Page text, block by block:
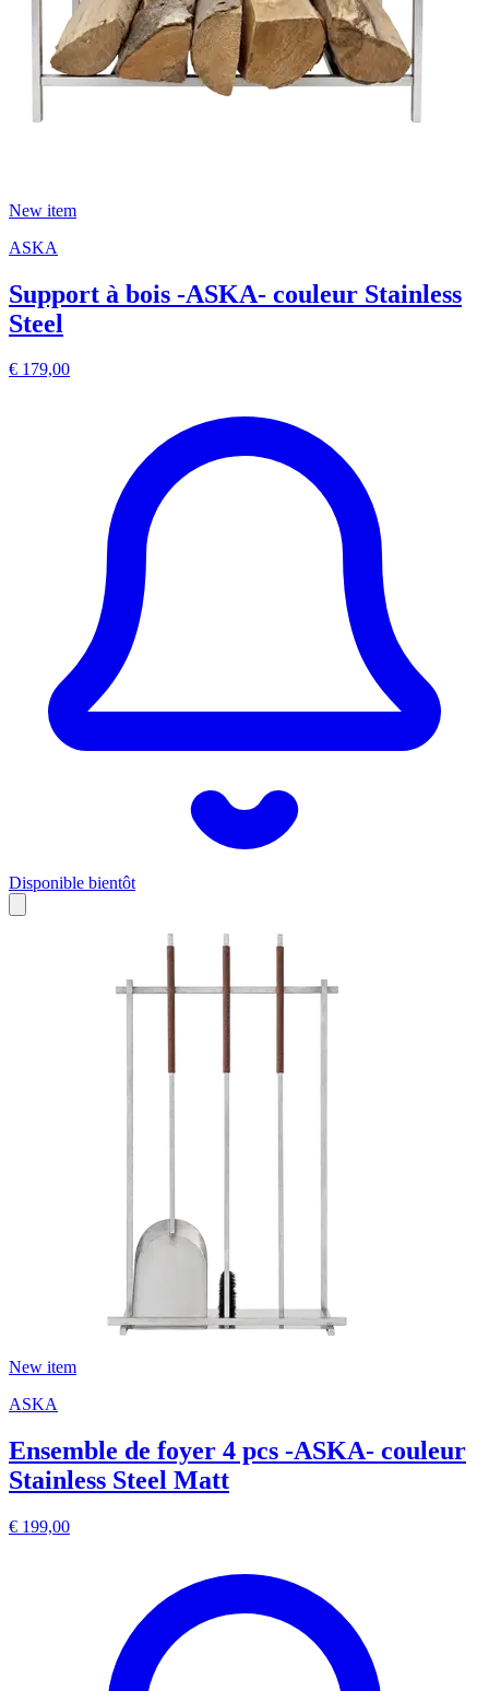
New item
ASKA
Support à bois -ASKA- couleur Stainless
Steel
€ 179,00
Disponible bientôt
New item
ASKA
Ensemble de foyer 4 pcs -ASKA- couleur
Stainless Steel Matt
€ 199,00